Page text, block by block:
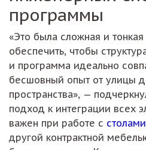
программы
«Это была сложная и
обеспечить, чтобы
и программа идеально
бесшовный опыт от улицы
пространства», —
подход к интеграции всех
важен при работе с
другой контрактной